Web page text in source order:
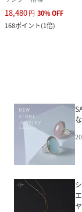
18,480円 30%OFF
168ポイント(1倍)